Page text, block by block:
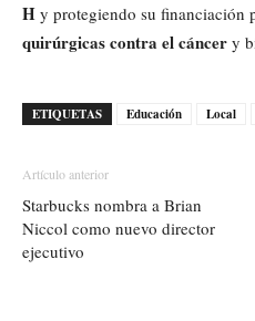
H y protegiendo su financiación
quirúrgicas contra el cáncer y
ETIQUETAS Educación Local
Artículo anterior
Starbucks nombra a Brian
Niccol como nuevo director
ejecutivo